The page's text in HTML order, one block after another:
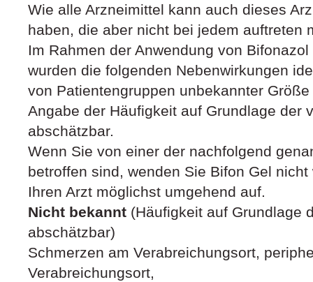
Wie alle Arzneimittel kann auch dieses
haben, die aber nicht bei jedem auftreten
Im Rahmen der Anwendung von
wurden die folgenden Nebenwirkungen
von Patientengruppen unbekannter
Angabe der Häufigkeit auf Grundlage der
abschätzbar.
Wenn Sie von einer der nachfolgend
betroffen sind, wenden Sie Bifon Gel
Ihren Arzt möglichst umgehend auf.
Nicht bekannt (Häufigkeit auf Grundlage
abschätzbar)
Schmerzen am Verabreichungsort,
Verabreichungsort,